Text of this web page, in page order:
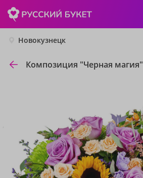
Новокузнецк
Композиция "Черная магия"